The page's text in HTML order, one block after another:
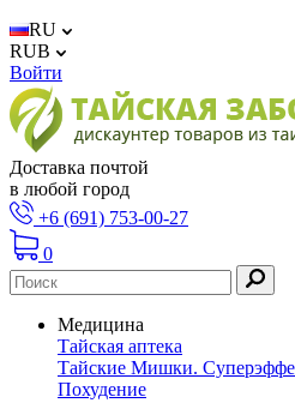
RU
RUB
Войти
Доставка почтой
в любой город
+6 (691) 753-00-27
0
Медицина
Тайская аптека
Тайские Мишки.
Похудение